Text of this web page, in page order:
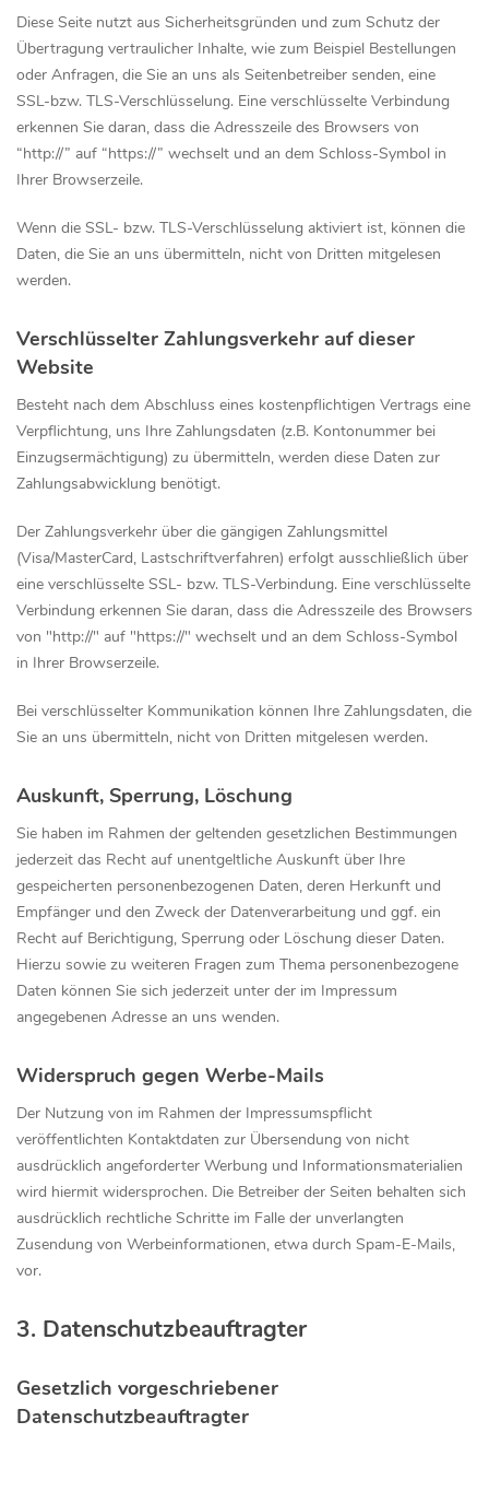
Diese Seite nutzt aus Sicherheitsgründen und zum Schutz der
Übertragung vertraulicher Inhalte, wie zum Beispiel Bestellungen
oder Anfragen, die Sie an uns als Seitenbetreiber senden, eine
SSL-bzw. TLS-Verschlüsselung. Eine verschlüsselte Verbindung
erkennen Sie daran, dass die Adresszeile des Browsers von
“http://” auf “https://” wechselt und an dem Schloss-Symbol in
Ihrer Browserzeile.
Wenn die SSL- bzw. TLS-Verschlüsselung aktiviert ist, können die
Daten, die Sie an uns übermitteln, nicht von Dritten mitgelesen
werden.
Verschlüsselter Zahlungsverkehr auf dieser
Website
Besteht nach dem Abschluss eines kostenpflichtigen Vertrags eine
Verpflichtung, uns Ihre Zahlungsdaten (z.B. Kontonummer bei
Einzugsermächtigung) zu übermitteln, werden diese Daten zur
Zahlungsabwicklung benötigt.
Der Zahlungsverkehr über die gängigen Zahlungsmittel
(Visa/MasterCard, Lastschriftverfahren) erfolgt ausschließlich über
eine verschlüsselte SSL- bzw. TLS-Verbindung. Eine verschlüsselte
Verbindung erkennen Sie daran, dass die Adresszeile des Browsers
von "http://" auf "https://" wechselt und an dem Schloss-Symbol
in Ihrer Browserzeile.
Bei verschlüsselter Kommunikation können Ihre Zahlungsdaten, die
Sie an uns übermitteln, nicht von Dritten mitgelesen werden.
Auskunft, Sperrung, Löschung
Sie haben im Rahmen der geltenden gesetzlichen Bestimmungen
jederzeit das Recht auf unentgeltliche Auskunft über Ihre
gespeicherten personenbezogenen Daten, deren Herkunft und
Empfänger und den Zweck der Datenverarbeitung und ggf. ein
Recht auf Berichtigung, Sperrung oder Löschung dieser Daten.
Hierzu sowie zu weiteren Fragen zum Thema personenbezogene
Daten können Sie sich jederzeit unter der im Impressum
angegebenen Adresse an uns wenden.
Widerspruch gegen Werbe-Mails
Der Nutzung von im Rahmen der Impressumspflicht
veröffentlichten Kontaktdaten zur Übersendung von nicht
ausdrücklich angeforderter Werbung und Informationsmaterialien
wird hiermit widersprochen. Die Betreiber der Seiten behalten sich
ausdrücklich rechtliche Schritte im Falle der unverlangten
Zusendung von Werbeinformationen, etwa durch Spam-E-Mails,
vor.
3. Datenschutzbeauftragter
Gesetzlich vorgeschriebener
Datenschutzbeauftragter